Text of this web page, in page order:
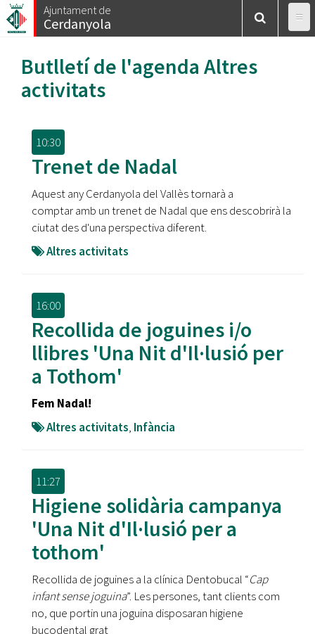
Vés
al
Ajuntament de
Cerdanyola
Butlletí de l'agenda Altres
activitats
10:30
Trenet de Nadal
Aquest any Cerdanyola del Vallès tornarà a
comptar amb un trenet de Nadal que ens descobrirà la
ciutat des d'una perspectiva diferent.
Altres activitats
16:00
Recollida de joguines i/o
llibres 'Una Nit d'Il·lusió per
a Tothom'
Fem Nadal!
Altres activitats, Infància
11:27
Higiene solidària campanya
'Una Nit d'Il·lusió per a
tothom'
Recollida de joguines a la clínica Dentobucal “Cap
infant sense joguina”. Les persones, tant clients com
no, que portin una joguina disposaran higiene
bucodental grat